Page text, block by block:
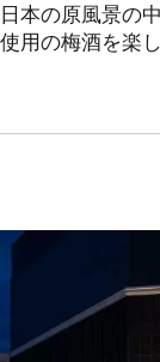
日本の原風景の
使用の梅酒を楽